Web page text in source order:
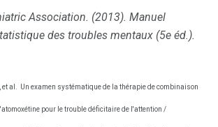
Association. (2013). Manuel
des troubles mentaux (5e éd.).
et al. Un examen systématique de la thérapie de combinaison
pour le trouble déficitaire de l'attention /